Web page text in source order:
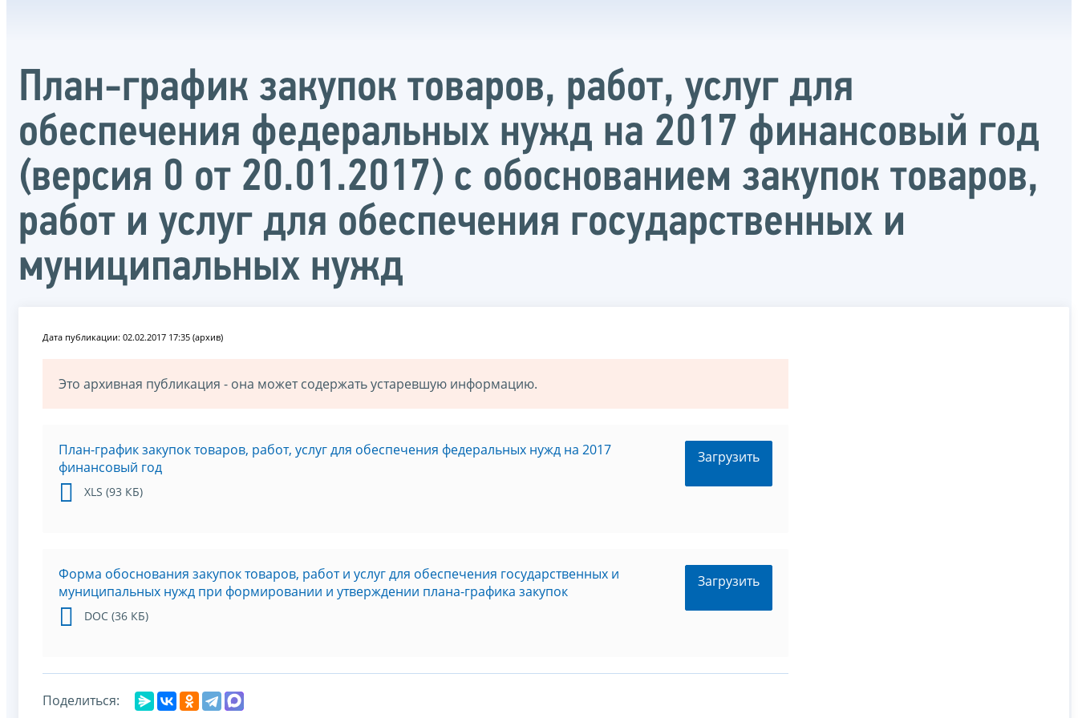
План-график закупок товаров, работ, услуг для
обеспечения федеральных нужд на 2017 финансовый год
(версия 0 от 20.01.2017) с обоснованием закупок товаров,
работ и услуг для обеспечения государственных и
муниципальных нужд
Дата публикации: 02.02.2017 17:35 (архив)
Это архивная публикация - она может содержать устаревшую информацию.
План-график закупок товаров, работ, услуг для обеспечения федеральных нужд на 2017
финансовый год
XLS (93 КБ)
Загрузить
Форма обоснования закупок товаров, работ и услуг для обеспечения государственных и
муниципальных нужд при формировании и утверждении плана-графика закупок
DOC (36 КБ)
Загрузить
Поделиться: